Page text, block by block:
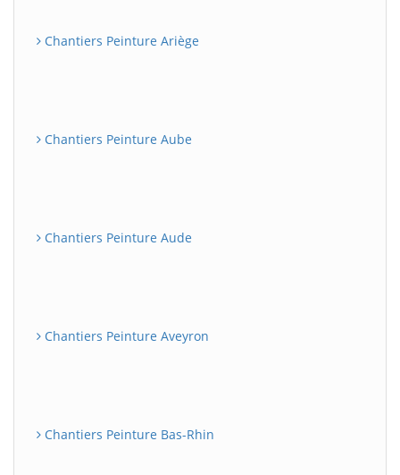
Chantiers Peinture Ariège
Chantiers Peinture Aube
Chantiers Peinture Aude
Chantiers Peinture Aveyron
Chantiers Peinture Bas-Rhin